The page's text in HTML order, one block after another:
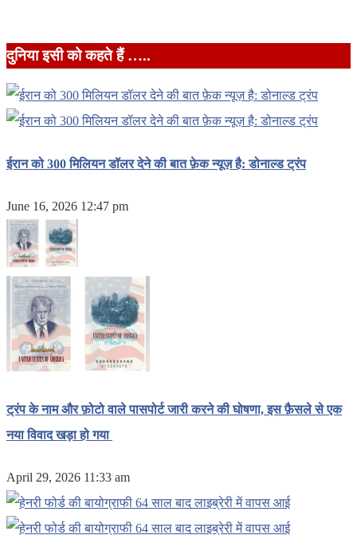
दुनिया इसी को कहते हैं …..
ईरान को 300 मिलियन डॉलर देने की बात फ़ेक न्यूज़ है: डोनाल्ड ट्रंप
June 16, 2026 12:47 pm
ट्रंप के नाम और फ़ोटो वाले पासपोर्ट जारी करने की घोषणा, इस फ़ैसले से एक
नया विवाद खड़ा हो गया
April 29, 2026 11:33 am